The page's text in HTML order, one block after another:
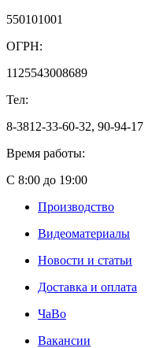
550101001
ОГРН:
1125543008689
Тел:
8-3812-33-60-32, 90-94-17
Время работы:
С 8:00 до 19:00
Производство
Видеоматериалы
Новости и статьи
Доставка и оплата
ЧаВо
Вакансии